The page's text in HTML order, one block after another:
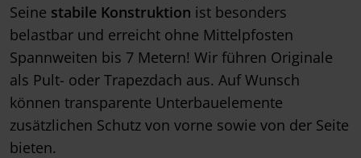
Seine stabile Konstruktion ist besonders
belastbar und erreicht ohne Mittelpfosten
Spannweiten bis 7 Metern! Wir führen Originale
als Pult- oder Trapezdach aus. Auf Wunsch
können transparente Unterbauelemente
zusätzlichen Schutz von vorne sowie von der Seite
bieten.